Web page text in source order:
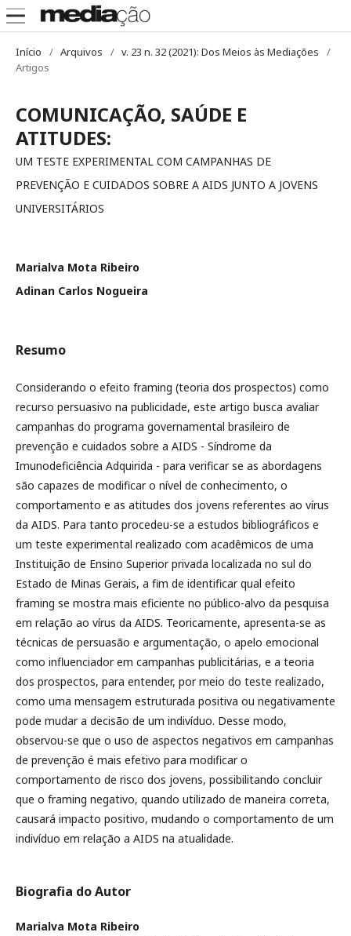
Início / Arquivos / v. 23 n. 32 (2021): Dos Meios às Mediações
/
Artigos
COMUNICAÇÃO, SAÚDE E
ATITUDES:
UM TESTE EXPERIMENTAL COM CAMPANHAS DE
PREVENÇÃO E CUIDADOS SOBRE A AIDS JUNTO A JOVENS
UNIVERSITÁRIOS
Marialva Mota Ribeiro
Adinan Carlos Nogueira
Resumo
Considerando o efeito framing (teoria dos prospectos) como
recurso persuasivo na publicidade, este artigo busca avaliar
campanhas do programa governamental brasileiro de
prevenção e cuidados sobre a AIDS - Síndrome da
Imunodeficiência Adquirida - para verificar se as abordagens
são capazes de modificar o nível de conhecimento, o
comportamento e as atitudes dos jovens referentes ao vírus
da AIDS. Para tanto procedeu-se a estudos bibliográficos e
um teste experimental realizado com acadêmicos de uma
Instituição de Ensino Superior privada localizada no sul do
Estado de Minas Gerais, a fim de identificar qual efeito
framing se mostra mais eficiente no público-alvo da pesquisa
em relação ao vírus da AIDS. Teoricamente, apresenta-se as
técnicas de persuasão e argumentação, o apelo emocional
como influenciador em campanhas publicitárias, e a teoria
dos prospectos, para entender, por meio do teste realizado,
como uma mensagem estruturada positiva ou negativamente
pode mudar a decisão de um indivíduo. Desse modo,
observou-se que o uso de aspectos negativos em campanhas
de prevenção é mais efetivo para modificar o
comportamento de risco dos jovens, possibilitando concluir
que o framing negativo, quando utilizado de maneira correta,
causará impacto positivo, mudando o comportamento de um
indivíduo em relação a AIDS na atualidade.
Biografia do Autor
Marialva Mota Ribeiro